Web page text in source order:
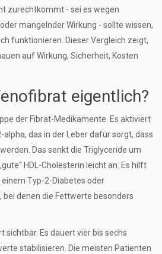
zurechtkommt - sei es wegen
mangelnder Wirkung - sollte wissen,
funktionieren. Dieser Vergleich zeigt,
auf Wirkung, Sicherheit, Kosten
eigentlich?
der Fibrat-Medikamente. Es aktiviert
alpha, das in der Leber dafür sorgt, dass
Das senkt die Triglyceride um
HDL-Cholesterin leicht an. Es hilft
Typ-2-Diabetes oder
denen die Fettwerte besonders
sichtbar. Es dauert vier bis sechs
stabilisieren. Die meisten Patienten